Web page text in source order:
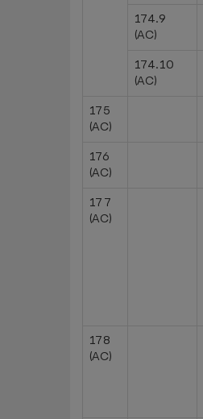
174.9
(AC)
174.10
(AC)
175
(AC)
176
(AC)
177
(AC)
178
(AC)